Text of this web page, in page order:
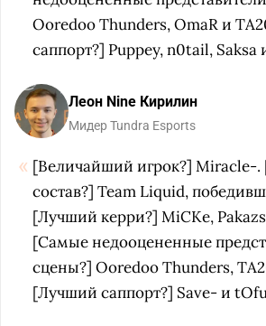
Ooredoo Thunders, OmaR и
саппорт?] Puppey, n0tail, Saksa
Леон Nine Кирилин
Мидер Tundra Esports
[Величайший игрок?] Miracle-
состав?] Team Liquid,
[Лучший керри?] MiCKe,
[Самые недооцененные
сцены?] Ooredoo Thunders,
[Лучший саппорт?] Save- и